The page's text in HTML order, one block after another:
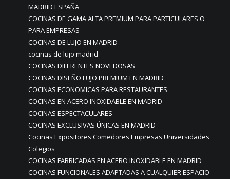
MADRID ESPAÑA
COCINAS DE GAMA ALTA PREMIUM PARA PARTICULARES O
PARA EMPRESAS
COCINAS DE LUJO EN MADRID
cocinas de lujo madrid
COCINAS DIFERENTES NOVEDOSAS
COCINAS DISEÑO LUJO PREMIUM EN MADRID
COCINAS ECONOMICAS PARA RESTAURANTES
COCINAS EN ACERO INOXIDABLE EN MADRID
COCINAS ESPECTACULARES
COCINAS EXCLUSIVAS ÚNICAS EN MADRID
Cocinas Expositores Comedores Empresas Universidades
Colegios
COCINAS FABRICADAS EN ACERO INOXIDABLE EN MADRID
COCINAS FUNCIONALES ADAPTADAS A CUALQUIER ESPACIO